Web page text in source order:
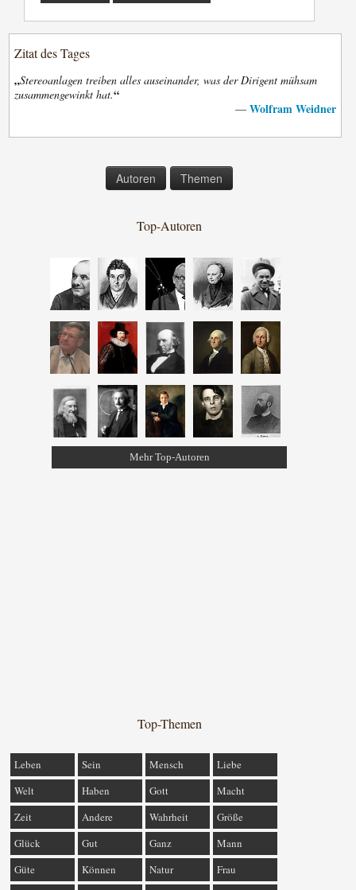
Zitat des Tages
„Stereoanlagen treiben alles auseinander, was der Dirigent mühsam
zusammengewinkt hat.“
— Wolfram Weidner
Autoren Themen
Top-Autoren
Mehr Top-Autoren
Top-Themen
Leben Sein Mensch
Liebe
Welt
Haben Gott
Macht
Zeit
Andere Wahrheit
Größe
Glück
Gut Ganz
Mann
Güte
Können Natur
Frau